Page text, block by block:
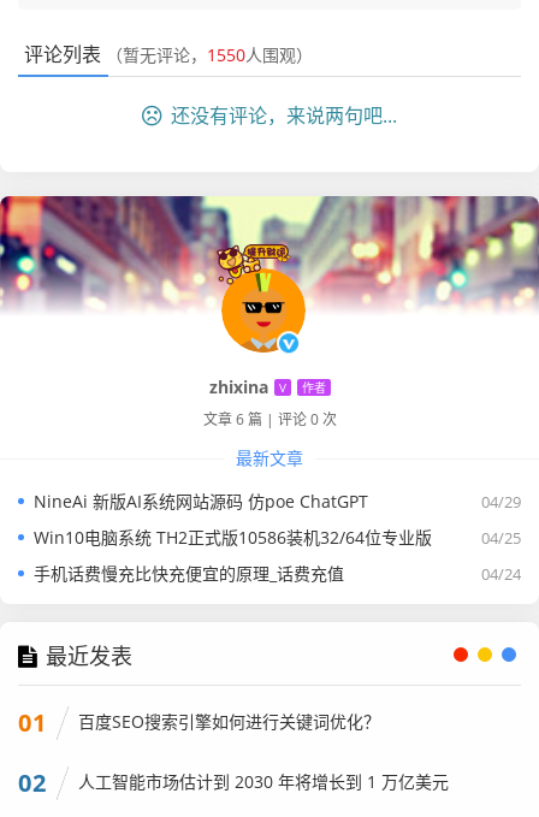
评论列表 （暂无评论， 1550人围观）
还没有评论，来说两句吧...
zhixina V 作者
文章 6 篇 | 评论 0 次
最新文章
04/29
NineAi 新版AI系统网站源码 仿poe ChatGPT
04/25
Win10电脑系统 TH2正式版10586装机32/64位专业版
04/24
手机话费慢充比快充便宜的原理_话费充值
最近发表
01 百度SEO搜索引擎如何进行关键词优化？
02 人工智能市场估计到 2030 年将增长到 1 万亿美元